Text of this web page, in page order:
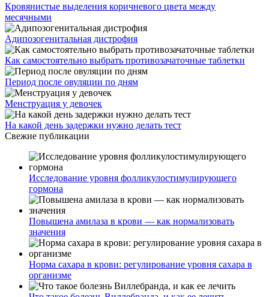
Кровянистые выделения коричневого цвета между
месячными
Адипозогенитальная дистрофия
Как самостоятельно выбрать противозачаточные таблетки
Период после овуляции по дням
Менструация у девочек
На какой день задержки нужно делать тест
Свежие публикации
Исследование уровня фолликулостимулирующего
гормона
Повышена амилаза в крови — как нормализовать
значения
Норма сахара в крови: регулирование уровня сахара в
организме